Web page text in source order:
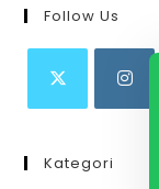
Follow Us
a
Kategori